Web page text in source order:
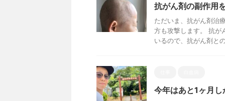
抗がん剤の副作用
ただいま、抗がん剤治
方も攻撃します。 抗が
いるので、抗がん剤と
今年はあと1ヶ月し